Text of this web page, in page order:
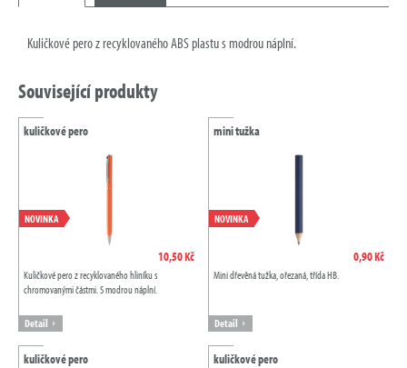
Kuličkové pero z recyklovaného ABS plastu s modrou náplní.
Související produkty
kuličkové pero
NOVINKA
10,50 Kč
Kuličkové pero z recyklovaného hliníku s
chromovanými částmi. S modrou náplní.
Detail
mini tužka
NOVINKA
0,90 Kč
Mini dřevěná tužka, ořezaná, třída HB.
Detail
kuličkové pero kuličkové pero